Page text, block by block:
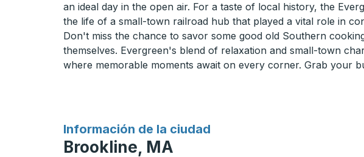
an ideal day in the open air. For a taste of local history, the
the life of a small-town railroad hub that played a vital role in
Don't miss the chance to savor some good old Southern
themselves. Evergreen's blend of relaxation and small-town
where memorable moments await on every corner. Grab your
Información de la ciudad
para
Brookline, MA